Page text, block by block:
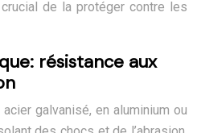
de la protéger contre les
résistance aux
galvanisé, en aluminium ou